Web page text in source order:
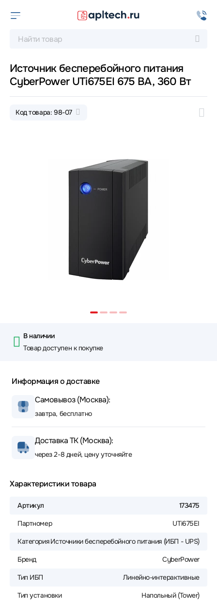
Источник бесперебойного питания
CyberPower UTi675EI 675 ВА, 360 Вт
Код товара: 98-07
В наличии
Товар доступен к покупке
Информация о доставке
Самовывоз (Москва):
завтра, бесплатно
Доставка ТК (Москва):
через 2-8 дней, цену уточняйте
Характеристики товара
Артикул 173475
Партномер UTi675EI
Категория Источники бесперебойного питания (ИБП - UPS)
Бренд CyberPower
Тип ИБП Линейно-интерактивные
Тип установки Напольный (Tower)